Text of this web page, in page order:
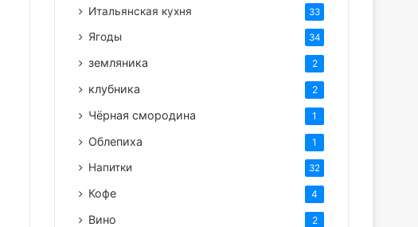
Итальянская кухня 33
Ягоды 34
земляника 2
клубника 2
Чёрная смородина 1
Облепиха 1
Напитки 32
Кофе 4
Вино 2